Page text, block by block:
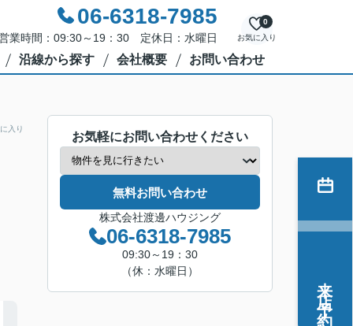
06-6318-7985
業時間：09:30～19：30 定休日：水曜日 お気に入り
0
沿線から探す 会社概要 お問い合わせ
入り
お気軽にお問い合わせください
無料お問い合わせ
株式会社渡邊ハウジング
06-6318-7985
09:30～19：30
（休：水曜日）
来店予約